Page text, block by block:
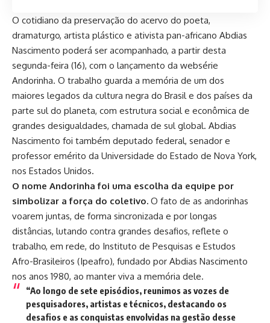
O cotidiano da preservação do acervo do poeta,
dramaturgo, artista plástico e ativista pan-africano Abdias
Nascimento poderá ser acompanhado, a partir desta
segunda-feira (16), com o lançamento da websérie
Andorinha. O trabalho guarda a memória de um dos
maiores legados da cultura negra do Brasil e dos países da
parte sul do planeta, com estrutura social e econômica de
grandes desigualdades, chamada de sul global. Abdias
Nascimento foi também deputado federal, senador e
professor emérito da Universidade do Estado de Nova York,
nos Estados Unidos.
O nome Andorinha foi uma escolha da equipe por
simbolizar a força do coletivo. O fato de as andorinhas
voarem juntas, de forma sincronizada e por longas
distâncias, lutando contra grandes desafios, reflete o
trabalho, em rede, do Instituto de Pesquisas e Estudos
Afro-Brasileiros (Ipeafro), fundado por Abdias Nascimento
nos anos 1980, ao manter viva a memória dele.
“Ao longo de sete episódios, reunimos as vozes de
pesquisadores, artistas e técnicos, destacando os
desafios e as conquistas envolvidas na gestão desse